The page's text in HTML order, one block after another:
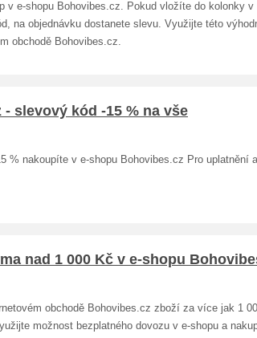
v e-shopu Bohovibes.cz. Pokud vložíte do kolonky
na objednávku dostanete slevu. Využijte této
obchodě Bohovibes.cz.
slevový kód -15 % na vše
% nakoupíte v e-shopu Bohovibes.cz Pro uplatnění
nad 1 000 Kč v e-shopu
obchodě Bohovibes.cz zboží za více jak 1
možnost bezplatného dovozu v e-shopu a